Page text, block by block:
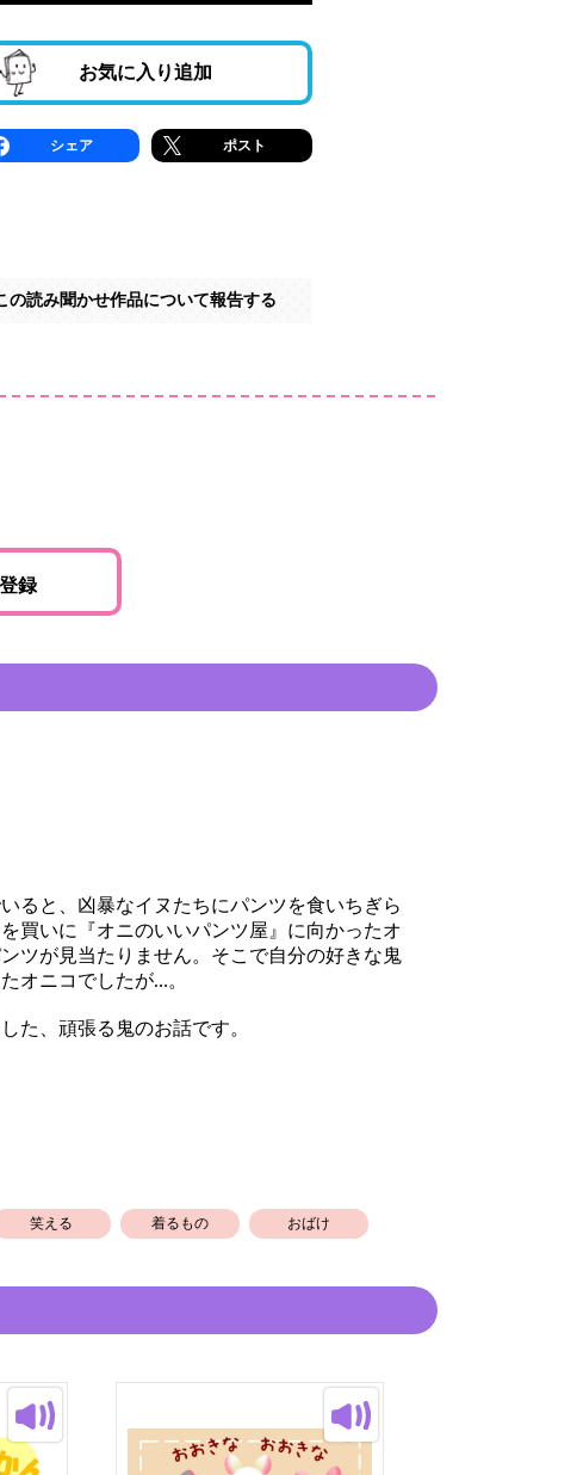
お気に入り追加
シェア ポスト
の読み聞かせ作品について報告する
録
ると、凶暴なイヌたちにパンツを食いちぎら
買いに『オニのいいパンツ屋』に向かったオ
ツが見当たりません。そこで自分の好きな鬼
オニコでしたが…。
た、頑張る鬼のお話です。
笑える 着るもの おばけ